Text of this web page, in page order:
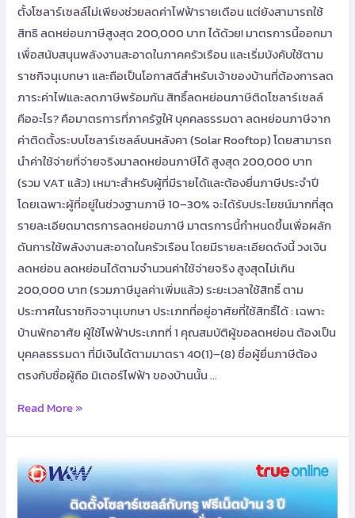
ตั้งโซลาร์เซลล์ไม่เพียงช่วยลดค่าไฟฟ้ารายเดือน แต่ยังสามารถใช้
สิทธิ ลดหย่อนภาษีสูงสุด 200,000 บาท ได้ด้วย! มาตรการนี้ออกมา
เพื่อสนับสนุนพลังงานสะอาดในภาคครัวเรือน และเริ่มบังคับใช้ตาม
ราชกิจนุเบกษา และถือเป็นโอกาสดีสำหรับเจ้าของบ้านที่ต้องการลด
ภาระค่าไฟและลดภาษีพร้อมกัน สิทธิ์ลดหย่อนภาษีติดโซลาร์เซลล์
คืออะไร? คือมาตรการที่ภาครัฐให้ บุคคลธรรมดา ลดหย่อนภาษีจาก
ค่าติดตั้งระบบโซลาร์เซลล์บนหลังคา (Solar Rooftop) โดยสามารถ
นำค่าใช้จ่ายที่จ่ายจริงมาลดหย่อนภาษีได้ สูงสุด 200,000 บาท
(รวม VAT แล้ว) เหมาะสำหรับผู้ที่มีรายได้และต้องยื่นภาษีประจำปี
โดยเฉพาะผู้ที่อยู่ในช่วงฐานภาษี 10–30% จะได้รับประโยชน์มากที่สุด
รายละเอียดมาตรการลดหย่อนภาษี มาตรการนี้กำหนดขึ้นเพื่อผลัก
ดันการใช้พลังงานสะอาดในครัวเรือน โดยมีรายละเอียดดังนี้ วงเงิน
ลดหย่อน ลดหย่อนได้ตามจำนวนค่าใช้จ่ายจริง สูงสุดไม่เกิน
200,000 บาท (รวมภาษีมูลค่าเพิ่มแล้ว) ระยะเวลาใช้สิทธิ์ ตาม
ประกาศในราชกิจจานุเบกษา ประเภทที่อยู่อาศัยที่ใช้สิทธิ์ได้ : เฉพาะ
บ้านพักอาศัย ผู้ใช้ไฟฟ้าประเภทที่ 1 คุณสมบัติผู้ขอลดหย่อน ต้องเป็น
บุคคลธรรมดา ที่มีเงินได้ตามมาตรา 40(1)–(8) ชื่อผู้ยื่นภาษีต้อง
ตรงกับชื่อผู้ถือ มิเตอร์ไฟฟ้า ของบ้านนั้น …
Read More »
ติด
โซ